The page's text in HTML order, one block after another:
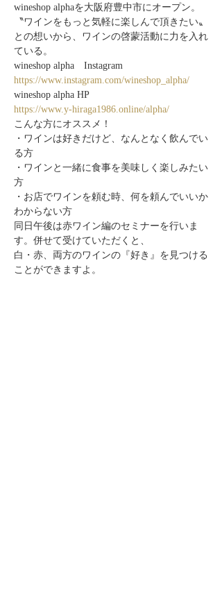
wineshop alphaを大阪府豊中市にオープン。
〝ワインをもっと気軽に楽しんで頂きたい〟
との想いから、ワインの啓蒙活動に力を入れ
ている。
wineshop alpha　Instagram
https://www.instagram.com/wineshop_alpha/
wineshop alpha HP
https://www.y-hiraga1986.online/alpha/
こんな方にオススメ！
・ワインは好きだけど、なんとなく飲んでい
る方
・ワインと一緒に食事を美味しく楽しみたい
方
・お店でワインを頼む時、何を頼んでいいか
わからない方
同日午後は赤ワイン編のセミナーを行いま
す。併せて受けていただくと、
白・赤、両方のワインの『好き』を見つける
ことができますよ。